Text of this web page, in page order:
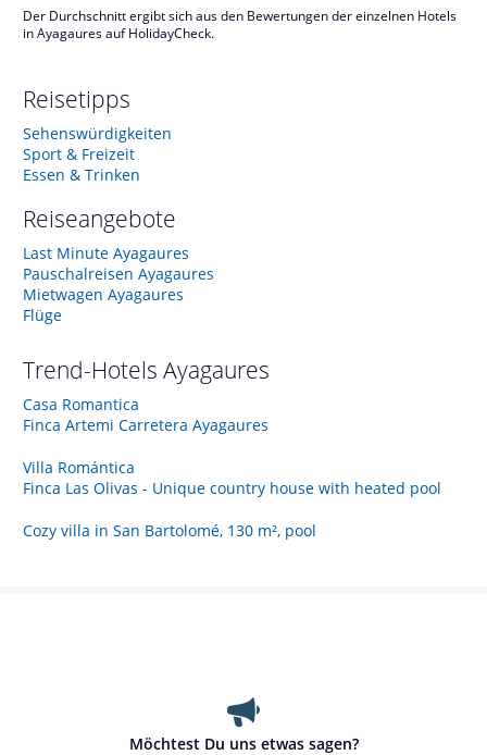
Der Durchschnitt ergibt sich aus den Bewertungen der einzelnen Hotels
in Ayagaures auf HolidayCheck.
Reisetipps
Sehenswürdigkeiten
Sport & Freizeit
Essen & Trinken
Reiseangebote
Last Minute Ayagaures
Pauschalreisen Ayagaures
Mietwagen Ayagaures
Flüge
Trend-Hotels Ayagaures
Casa Romantica
Finca Artemi Carretera Ayagaures
Villa Romántica
Finca Las Olivas - Unique country house with heated pool
Cozy villa in San Bartolomé, 130 m², pool
Möchtest Du uns etwas sagen?